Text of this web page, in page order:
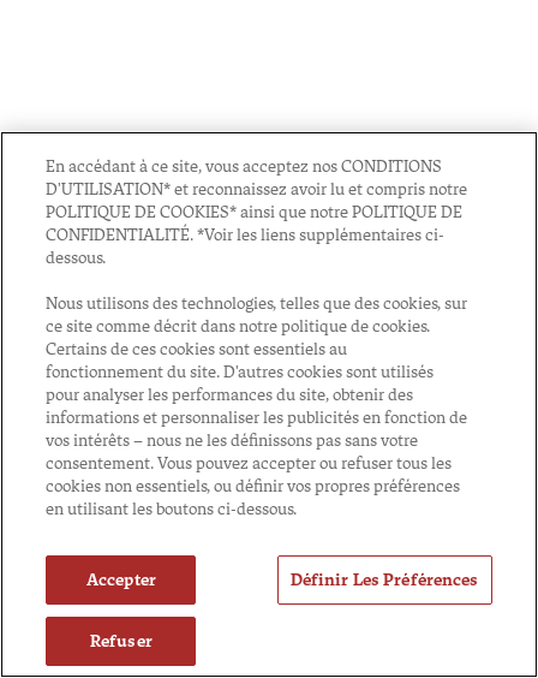
En accédant à ce site, vous acceptez nos CONDITIONS
D'UTILISATION* et reconnaissez avoir lu et compris notre
POLITIQUE DE COOKIES* ainsi que notre POLITIQUE DE
CONFIDENTIALITÉ. *Voir les liens supplémentaires ci-
dessous.
Nous utilisons des technologies, telles que des cookies, sur
ce site comme décrit dans notre politique de cookies.
Certains de ces cookies sont essentiels au
fonctionnement du site. D'autres cookies sont utilisés
pour analyser les performances du site, obtenir des
informations et personnaliser les publicités en fonction de
vos intérêts – nous ne les définissons pas sans votre
consentement. Vous pouvez accepter ou refuser tous les
cookies non essentiels, ou définir vos propres préférences
en utilisant les boutons ci-dessous.
Accepter Définir Les Préférences
Refuser